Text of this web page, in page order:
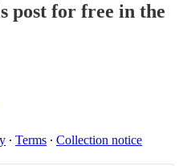
post for free in the
∙ Terms ∙ Collection notice